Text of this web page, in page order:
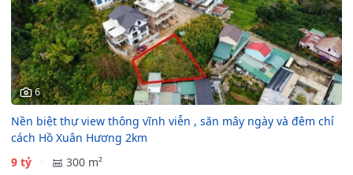
6
Nền biệt thự view thông vĩnh viễn , săn mây ngày và đêm chỉ
cách Hồ Xuân Hương 2km
9 tỷ
300 m²